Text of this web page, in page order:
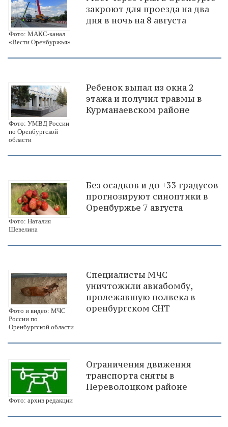
Фото: МАКС-канал
«Вести Оренбуржья»
закроют для проезда на два
дня в ночь на 8 августа
Фото: УМВД России
по Оренбургской
области
Ребенок выпал из окна 2
этажа и получил травмы в
Курманаевском районе
Фото: Наталия
Шевелина
Без осадков и до +33 градусов
прогнозируют синоптики в
Оренбуржье 7 августа
Фото и видео: МЧС
России по
Оренбургской области
Специалисты МЧС
уничтожили авиабомбу,
пролежавшую полвека в
оренбургском СНТ
Фото: архив редакции
Ограничения движения
транспорта сняты в
Переволоцком районе